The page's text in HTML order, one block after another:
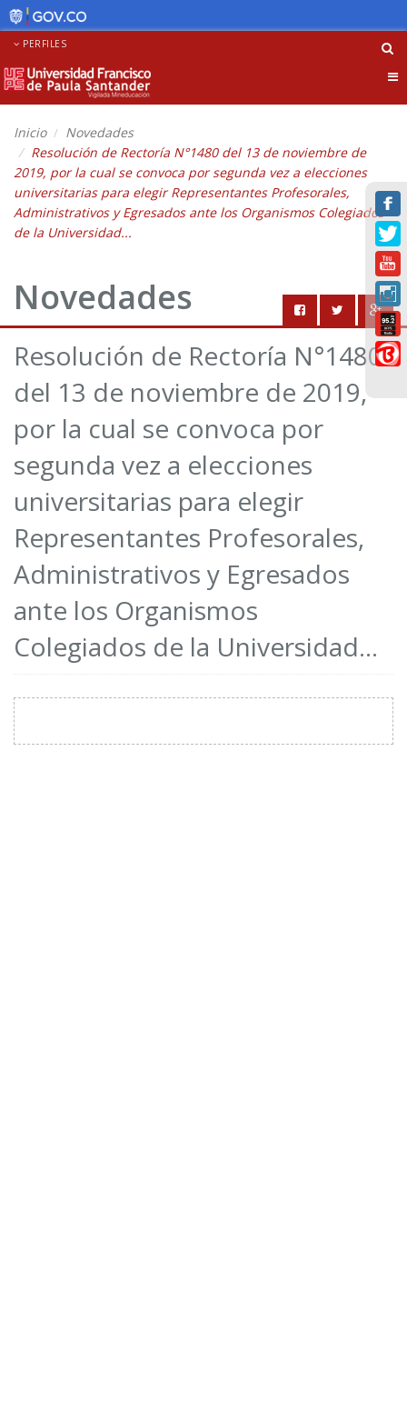
PERFILES
Inicio
Novedades
Resolución de Rectoría N°1480 del 13 de noviembre de
2019, por la cual se convoca por segunda vez a elecciones
universitarias para elegir Representantes Profesorales,
Administrativos y Egresados ante los Organismos Colegiados
de la Universidad...
Novedades
Resolución de Rectoría N°1480
del 13 de noviembre de 2019,
por la cual se convoca por
segunda vez a elecciones
universitarias para elegir
Representantes Profesorales,
Administrativos y Egresados
ante los Organismos
Colegiados de la Universidad...